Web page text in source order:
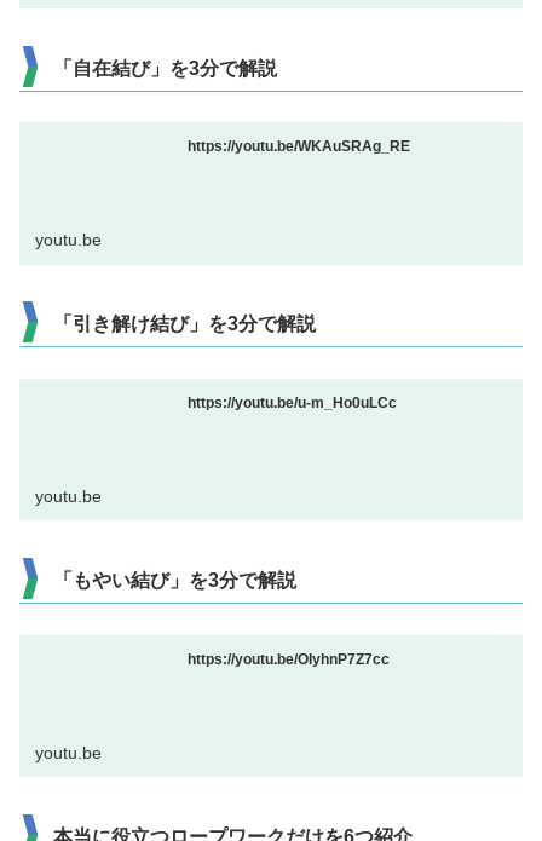
「自在結び」を3分で解説
https://youtu.be/WKAuSRAg_RE
youtu.be
「引き解け結び」を3分で解説
https://youtu.be/u-m_Ho0uLCc
youtu.be
「もやい結び」を3分で解説
https://youtu.be/OIyhnP7Z7cc
youtu.be